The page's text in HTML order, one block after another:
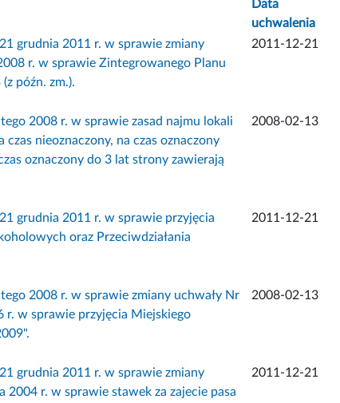
Data
uchwalenia
grudnia 2011 r. w sprawie zmiany
r. w sprawie Zintegrowanego Planu
późn. zm.).
2011-12-21
2008 r. w sprawie zasad najmu lokali
nieoznaczony, na czas oznaczony
oznaczony do 3 lat strony zawierają
2008-02-13
grudnia 2011 r. w sprawie przyjęcia
oraz Przeciwdziałania
2011-12-21
2008 r. w sprawie zmiany uchwały Nr
r. w sprawie przyjęcia Miejskiego
2008-02-13
grudnia 2011 r. w sprawie zmiany
r. w sprawie stawek za zajecie pasa
2011-12-21